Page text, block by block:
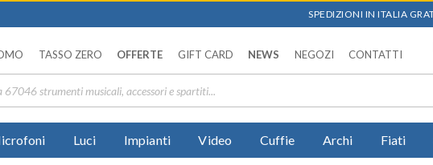
SPEDIZIONI IN ITALIA
TASSO ZERO OFFERTE GIFT CARD NEWS NEGOZI CONTATTI
Luci Impianti Video Cuffie Archi Fiati